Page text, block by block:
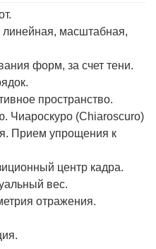
линейная, масштабная,
форм, за счет тени.
пространство.
Чиароскуро (Chiaroscuro)
Прием упрощения к
центр кадра.
вес.
отражения.